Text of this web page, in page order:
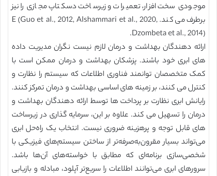
موجودی سخت افزار، تعمیرات و زیرساخت دسکتاپ مجازی را نیز
برطرف می کند. E (Guo et al., 2012, Alshammari et al., 2020,
Dzombeta et al., 2014).
ارائه دهندگان بهداشت و درمان لازم نیست نگران مدیریت داده
های ابری خود باشند. پزشکان بهداشت و درمان ممکن است با
کمک متخصصان توانمند فناوری اطلاعات که سیستم را نظارت و
کنترل می کنند، بر زمینه های اساسی بهداشت و درمان تمرکز کنند.
رایانش ابری نظارت بر پرداخت ها توسط ارائه دهندگان بهداشت و
درمان را تسهیل می کند. علاوه بر این، سرمایه گذاری در زیرساخت
های قابل توجه و پرهزینه ضروری نیست. انتخاب یک راه‌حل ابری
می‌تواند بسیار مقرون‌به‌صرفه‌تر از ساختن سیستم‌های فیزیکی با
شخصی‌سازی برنامه‌ای که مطابق با خواسته‌های آن‌ها باشد.
سرورهای ابری می‌توانند اطلاعات را سریع‌تر آپلود، مبادله و بازیابی